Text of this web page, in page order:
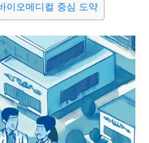
금융 게임 스포츠 사진
맛집 IT 컴퓨터 기술
의료 의학 경제 마케팅
교통 생활 기타
이오메디컬 중심 도약